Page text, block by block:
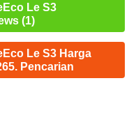
Le S3
(1)
Le S3 Harga
Pencarian